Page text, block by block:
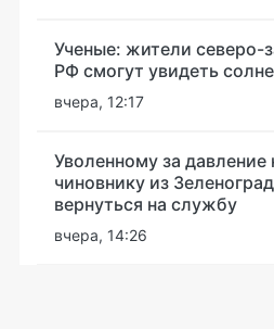
Ученые: жители северо-
РФ смогут увидеть
вчера, 12:17
Уволенному за давление
чиновнику из
вернуться на службу
вчера, 14:26